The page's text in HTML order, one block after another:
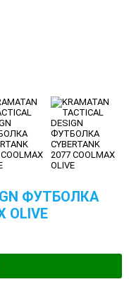
ФУТБОЛКА
OLIVE